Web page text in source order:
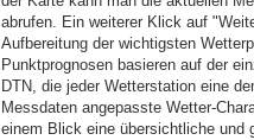
abrufen. Ein weiterer Klick auf
Aufbereitung der wichtigsten
Punktprognosen basieren auf der
DTN, die jeder Wetterstation eine
Messdaten angepasste Wetter-
einem Blick eine übersichtliche und